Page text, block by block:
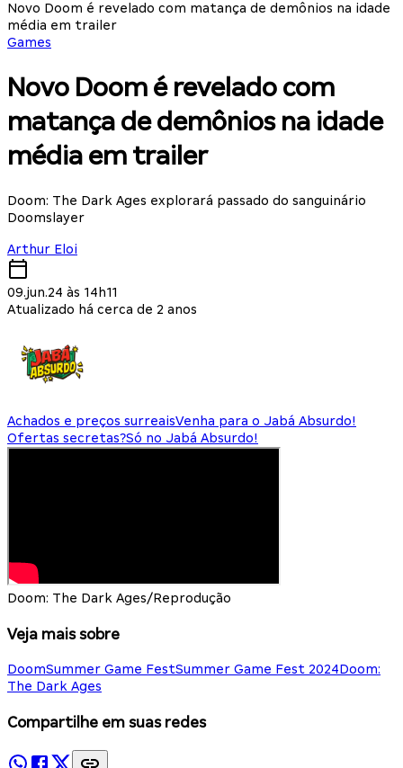
Novo Doom é revelado com matança de demônios na idade
média em trailer
Games
Novo Doom é revelado com
matança de demônios na idade
média em trailer
Doom: The Dark Ages explorará passado do sanguinário
Doomslayer
Arthur Eloi
09.jun.24 às 14h11
Atualizado há cerca de 2 anos
Achados e preços surreaisVenha para o Jabá Absurdo!
Ofertas secretas?Só no Jabá Absurdo!
Doom: The Dark Ages/Reprodução
Veja mais sobre
DoomSummer Game FestSummer Game Fest 2024Doom:
The Dark Ages
Compartilhe em suas redes